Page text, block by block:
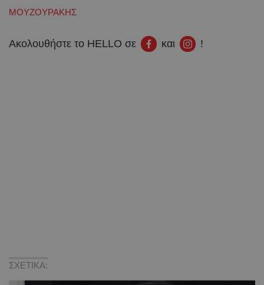
ΜΟΥΖΟΥΡΑΚΗΣ
Ακολουθήστε το HELLO σε και !
ΣΧΕΤΙΚΑ: